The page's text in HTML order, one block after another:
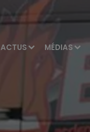
ACTUS MÉDIAS